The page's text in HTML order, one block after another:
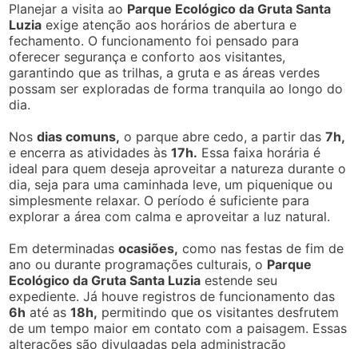
Planejar a visita ao Parque Ecológico da Gruta Santa
Luzia exige atenção aos horários de abertura e
fechamento. O funcionamento foi pensado para
oferecer segurança e conforto aos visitantes,
garantindo que as trilhas, a gruta e as áreas verdes
possam ser exploradas de forma tranquila ao longo do
dia.
Nosdias comuns, o parque abre cedo, a partir das7h,
e encerra as atividades às17h. Essa faixa horária é
ideal para quem deseja aproveitar a natureza durante o
dia, seja para uma caminhada leve, um piquenique ou
simplesmente relaxar. O período é suficiente para
explorar a área com calma e aproveitar a luz natural.
Em determinadasocasiões, como nas festas de fim de
ano ou durante programações culturais, o Parque
Ecológico da Gruta Santa Luzia estende seu
expediente. Já houve registros de funcionamento das
6h até as18h, permitindo que os visitantes desfrutem
de um tempo maior em contato com a paisagem. Essas
alterações são divulgadas pela administração